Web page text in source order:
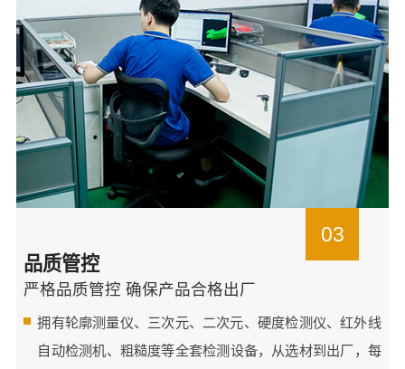
03
品质管控
严格品质管控 确保产品合格出厂
拥有轮廓测量仪、三次元、二次元、硬度检测仪、红外线
自动检测机、粗糙度等全套检测设备，从选材到出厂，每